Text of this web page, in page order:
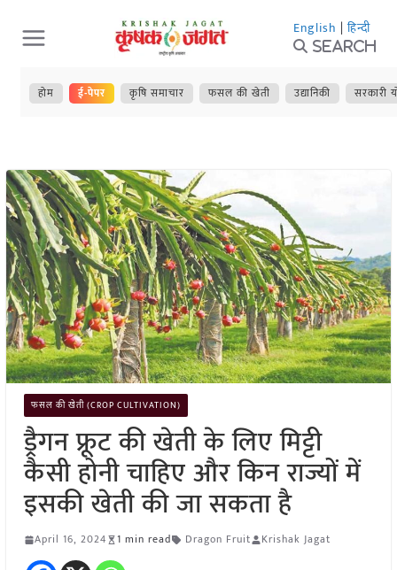
Skip
to
content
English | हिन्दी
Search
होम ई-पेपर कृषि समाचार फसल की खेती उद्यानिकी सरकारी
फसल की खेती (CROP CULTIVATION)
ड्रैगन फ्रूट की खेती के लिए मिट्टी
कैसी होनी चाहिए और किन राज्यों में
इसकी खेती की जा सकता है
April 16, 2024 1 min read Dragon Fruit Krishak Jagat